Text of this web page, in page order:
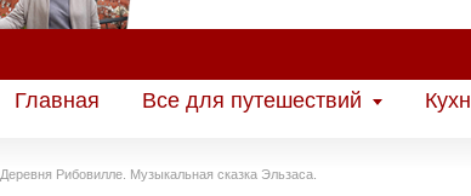
Главная Все для путешествий
Деревня Рибовилле. Музыкальная сказка Эльзаса.